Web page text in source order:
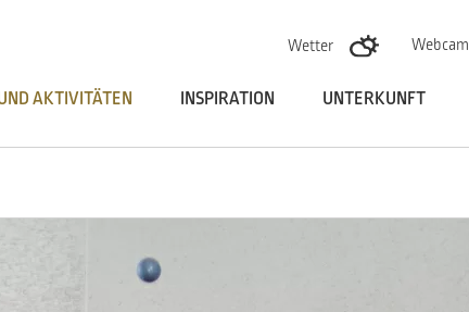
Wetter
Webcam
AKTIVITÄTEN INSPIRATION UNTERKUNFT